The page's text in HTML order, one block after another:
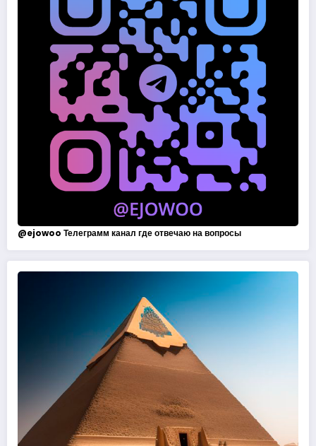
@ejowoo Телеграмм канал где отвечаю на вопросы